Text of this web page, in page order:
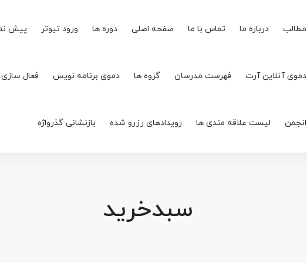
مطالب درباره ما تماس با ما صفحه اصلی دوره ها ورود تیوتر پیش
دموی آنلاین آرت فهرست مدرسان گروه ها دموی برنامه نویس فعال
انجمن لیست علاقه مندی ها رویدادهای رزرو شده بازنشانی گذرواژه
سبدخرید